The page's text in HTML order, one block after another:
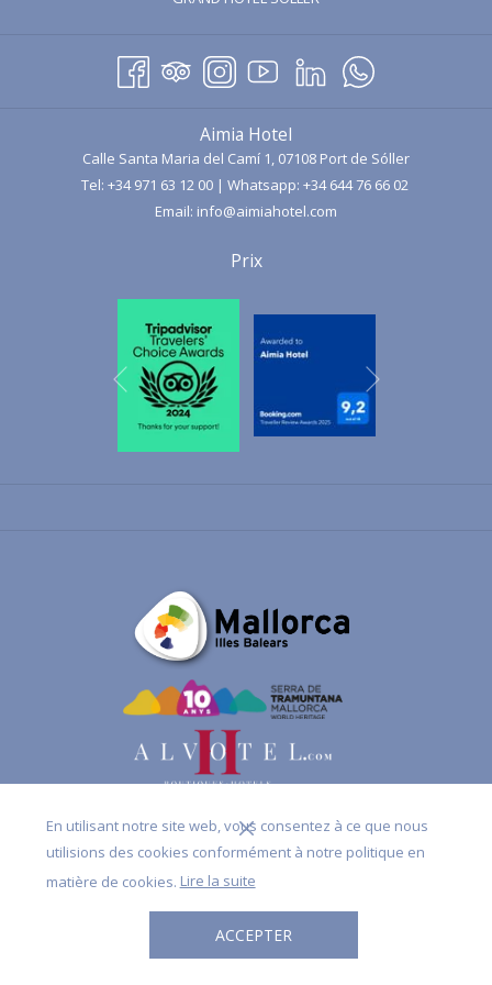
En utilisant notre site web, vous consentez à ce que nous
utilisions des cookies conformément à notre politique en
matière de cookies. Lire la suite
ACCEPTER
NOUVEL
Aimia Hotel
Calle Santa Maria del Camí 1, 07108 Port de Sóller
Tel: +34 971 63 12 00| Whatsapp: +34 644 76 66 02
Email: info@aimiahotel.com
Prix
Précédent